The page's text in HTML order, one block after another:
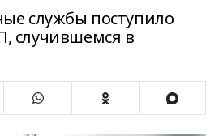
службы поступило
случившемся в